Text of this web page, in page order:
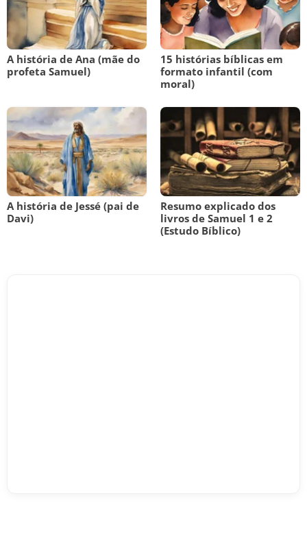
A história de Ana (mãe do
profeta Samuel)
15 histórias bíblicas em
formato infantil (com
moral)
A história de Jessé (pai de
Davi)
Resumo explicado dos
livros de Samuel 1 e 2
(Estudo Bíblico)